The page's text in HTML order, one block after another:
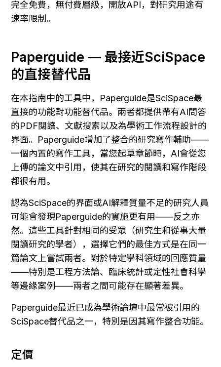
完全免費，無付費層級，開放API，對研究用途有
速率限制。
Paperguide — 最接近SciSpace
的直接替代品
在本指南中的工具中，Paperguide是SciSpace最
直接的功能對功能替代品。兩者都提供帶有AI問答
的PDF閱讀、文獻搜索以及為學術工作流程設計的
界面。Paperguide增加了整合的研究寫作輔助——
一個內置的寫作工具，當您起草章節時，AI會從您
上傳的論文中引用，使其在研究的閱讀和寫作階段
都很有用。
認為SciSpace的界面或AI解釋質量不足的研究人員
可能會發現Paperguide的實施更有用——反之亦
然。這些工具針對相同的受眾（研究生和從事大量
閱讀研究的學者），選擇它們的最佳方式是在同一
篇論文上嘗試兩者。對於特定學科領域的回應質量
——特別是工程方法論、臨床統計或定性社會科學
等邊緣案例——兩者之間可能存在顯著差異。
Paperguide最近已成為學術論壇中最常被引用的
SciSpace替代品之一，特別是因其寫作整合功能。
定價